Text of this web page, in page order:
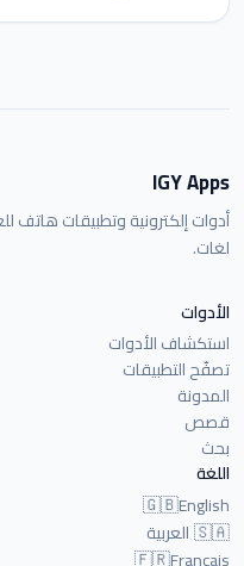
IGY Apps
أدوات إلكترونية وتطبيقات
لغات.
الأدوات
استكشاف الأدوات
تصفّح التطبيقات
المدونة
قصص
بحث
اللغة
🇬🇧English
🇸🇦العربية
🇫🇷